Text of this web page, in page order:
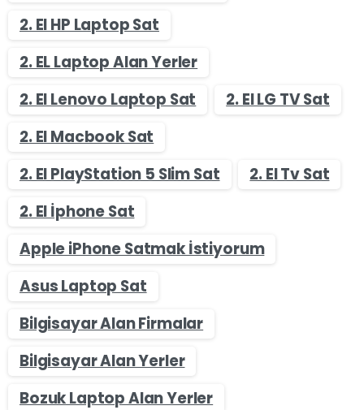
2. El HP Laptop Sat
2. EL Laptop Alan Yerler
2. El Lenovo Laptop Sat
2. El LG TV Sat
2. El Macbook Sat
2. El PlayStation 5 Slim Sat
2. El Tv Sat
2. El İphone Sat
Apple iPhone Satmak İstiyorum
Asus Laptop Sat
Bilgisayar Alan Firmalar
Bilgisayar Alan Yerler
Bozuk Laptop Alan Yerler